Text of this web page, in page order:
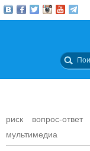
риск вопрос-ответ
мультимедиа